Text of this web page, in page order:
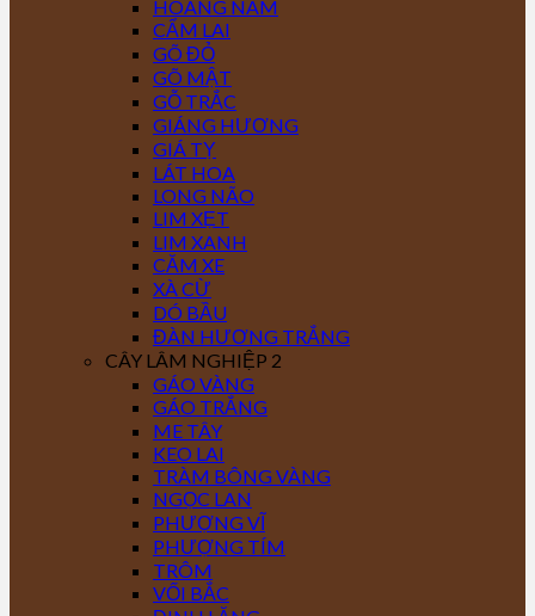
HOÀNG NAM
CẨM LAI
GÕ ĐỎ
GÕ MẬT
GỖ TRẮC
GIÁNG HƯƠNG
GIÁ TỴ
LÁT HOA
LONG NÃO
LIM XẸT
LIM XANH
CĂM XE
XÀ CỪ
DÓ BẦU
ĐÀN HƯƠNG TRẮNG
CÂY LÂM NGHIỆP 2
GÁO VÀNG
GÁO TRẮNG
ME TÂY
KEO LAI
TRÀM BÔNG VÀNG
NGỌC LAN
PHƯỢNG VĨ
PHƯỢNG TÍM
TRÔM
VỐI BẮC